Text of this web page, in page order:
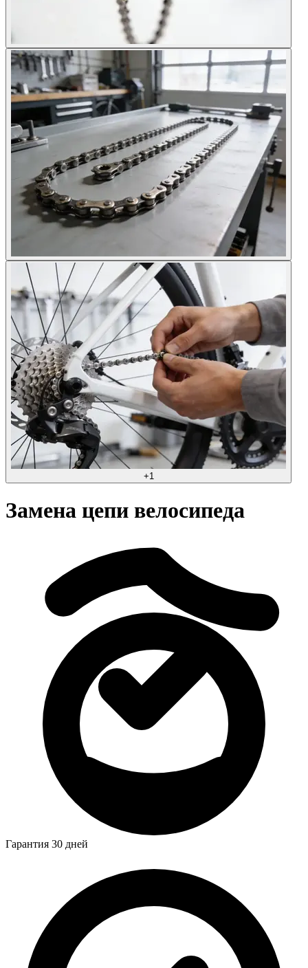
+1
Замена цепи велосипеда
Гарантия 30 дней